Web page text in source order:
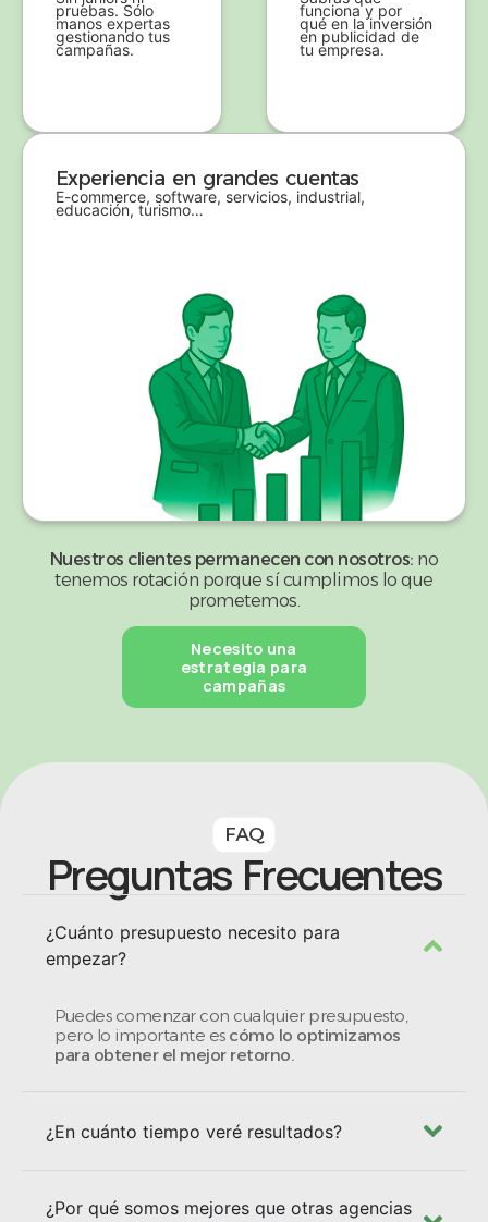
pruebas. Sólo
manos expertas
gestionando tus
campañas.
funciona y por
qué en la inversión
en publicidad de
tu empresa.
Experiencia en grandes cuentas
E-commerce, software, servicios, industrial,
educación, turismo…
Nuestros clientes permanecen con nosotros: no
tenemos rotación porque sí cumplimos lo que
prometemos.
Necesito una
estrategia para
campañas
FAQ
Preguntas Frecuentes
¿Cuánto presupuesto necesito para
empezar?
Puedes comenzar con cualquier presupuesto,
pero lo importante es cómo lo optimizamos
para obtener el mejor retorno.
¿En cuánto tiempo veré resultados?
¿Por qué somos mejores que otras agencias